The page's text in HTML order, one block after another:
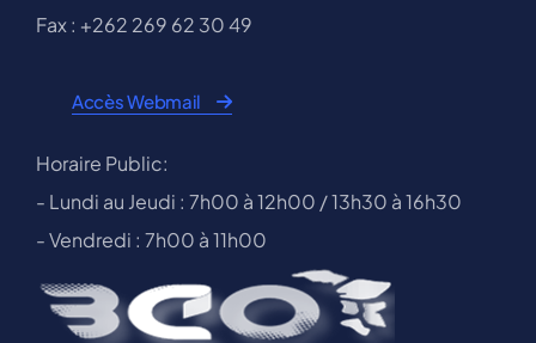
Fax : +262 269 62 30 49
Accès Webmail
Horaire Public:
- Lundi au Jeudi : 7h00 à 12h00 / 13h30 à 16h30
- Vendredi : 7h00 à 11h00